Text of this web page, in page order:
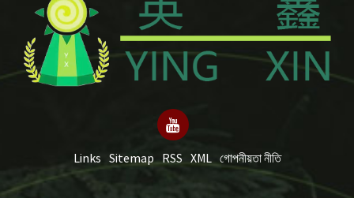
Links Sitemap RSS XML গোপনীয়তা নীতি